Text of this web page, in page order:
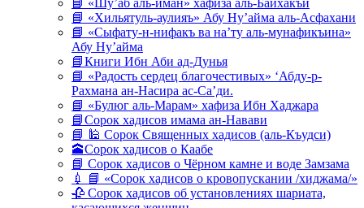
📘 «Шу’аб аль-иман» хафиза аль-Байхакъи
📘 «Хильятуль-аулияъ» Абу Ну’айма аль-Асфахани
📘 «Сыфату-н-нифакъ ва на’ту аль-мунафикъина»
Абу Ну’айма
📘Книги Ибн Аби ад-Дунья
📘 «Радость сердец благочестивых» ‘Абду-р-
Рахмана ан-Насира ас-Са’ди.
📘 «Булюг аль-Марам» хафиза Ибн Хаджара
📘Сорок хадисов имама ан-Навави
📘 🕌 Сорок Священных хадисов (аль-Къудси)
🕋Сорок хадисов о Каабе
📘 Сорок хадисов о Чёрном камне и воде Замзама
💉 📘 «Сорок хадисов о кровопускании /хиджама/»
🥀 Сорок хадисов об установлениях шариата,